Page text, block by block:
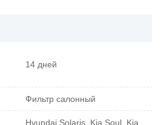
14 дней
Фильтр салонный
Hyundai Solaris, Kia Soul, Kia